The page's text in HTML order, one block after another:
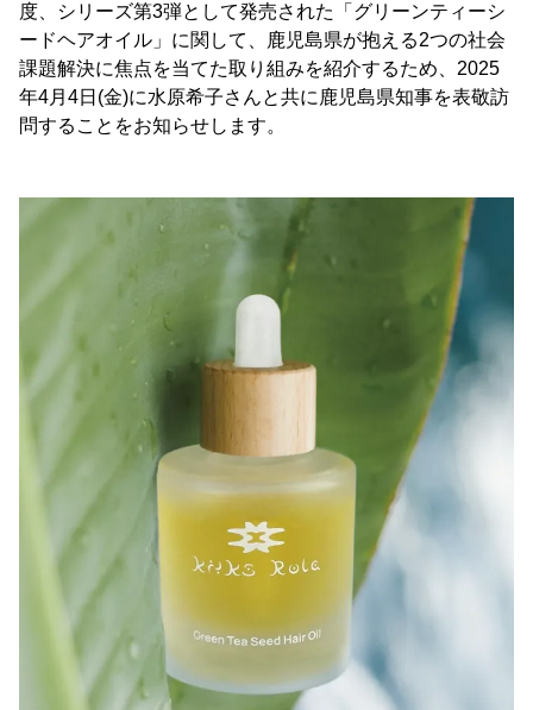
度、シリーズ第3弾として発売された「グリーンティーシ
ードヘアオイル」に関して、鹿児島県が抱える2つの社会
課題解決に焦点を当てた取り組みを紹介するため、2025
年4月4日(金)に水原希子さんと共に鹿児島県知事を表敬訪
問することをお知らせします。